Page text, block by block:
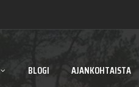
BLOGI AJANKOHTAISTA